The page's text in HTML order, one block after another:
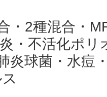
・2種混合・
・不活化ポリ
炎球菌・水痘